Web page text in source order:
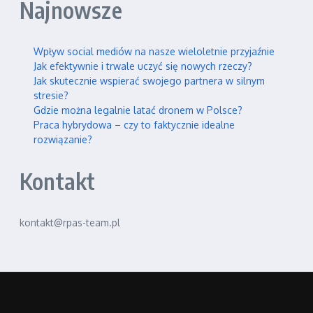
Najnowsze
Wpływ social mediów na nasze wieloletnie przyjaźnie
Jak efektywnie i trwale uczyć się nowych rzeczy?
Jak skutecznie wspierać swojego partnera w silnym
stresie?
Gdzie można legalnie latać dronem w Polsce?
Praca hybrydowa – czy to faktycznie idealne
rozwiązanie?
Kontakt
kontakt@rpas-team.pl